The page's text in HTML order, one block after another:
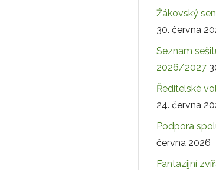
Žákovský
30. června
Seznam
2026/2027
Ředitelské
24. června
Podpora
června 2026
Fantazijní